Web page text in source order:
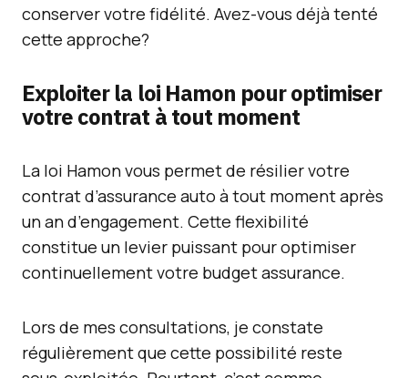
conserver votre fidélité. Avez-vous déjà tenté
cette approche?
Exploiter la loi Hamon pour optimiser
votre contrat à tout moment
La loi Hamon vous permet de résilier votre
contrat d’assurance auto à tout moment après
un an d’engagement. Cette flexibilité
constitue un levier puissant pour optimiser
continuellement votre budget assurance.
Lors de mes consultations, je constate
régulièrement que cette possibilité reste